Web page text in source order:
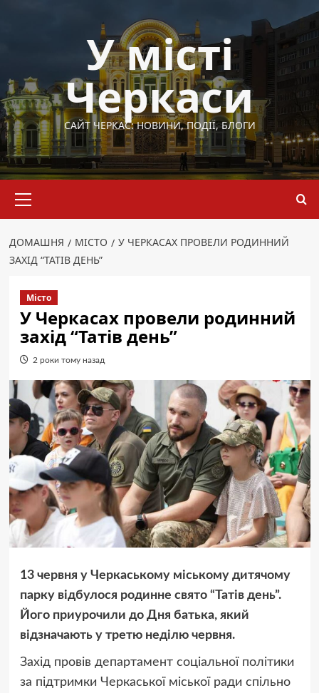
У місті
Черкаси
САЙТ ЧЕРКАС: НОВИНИ, ПОДІЇ, БЛОГИ
меню
ДОМАШНЯ МІСТО
У ЧЕРКАСАХ ПРОВЕЛИ РОДИННИЙ
ЗАХІД “ТАТІВ ДЕНЬ”
Місто
У Черкасах провели родинний
захід “Татів день”
2 роки тому назад
13 червня у Черкаському міському дитячому
парку відбулося родинне свято “Татів день”.
Його приурочили до Дня батька, який
відзначають у третю неділю червня.
Захід провів департамент соціальної політики
за підтримки Черкаської міської ради спільно